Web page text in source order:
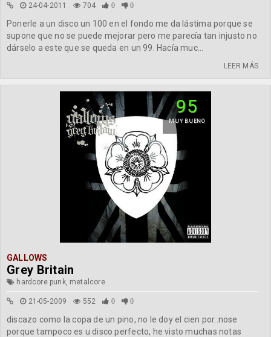
24-04-2011 704 0 0
Ponerle a un disco un 100 en el fondo me da lástima porque se
supone que no se puede mejorar pero me parecía tan injusto no
dárselo a este que se queda en un 99. Hacía muc...
LEER MÁS
95
MUY BUENO
GALLOWS
Grey Britain
hardcore punk, metalcore
21-05-2009 552 0 0
discazo como la copa de un pino, no le doy el cien por..nose
porque tampoco es u disco perfecto, he visto muchas notas